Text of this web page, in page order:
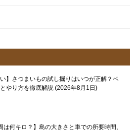
い】さつまいもの試し掘りはいつが正解？ベ
やり方を徹底解説 2026年8月1日
は何キロ？】島の大きさと車での所要時間、